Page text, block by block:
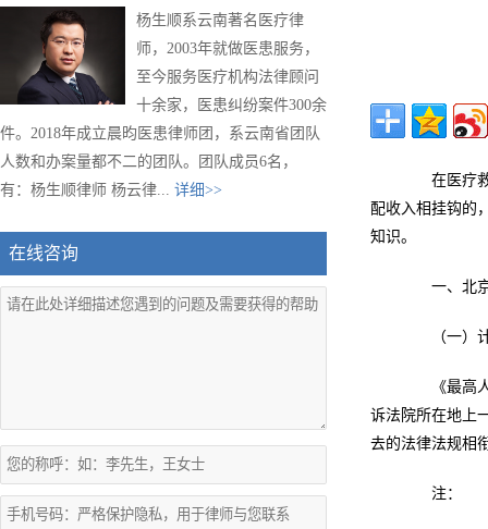
杨生顺系云南著名医疗律
师，2003年就做医患服务，
至今服务医疗机构法律顾问
十余家，医患纠纷案件300余
件。2018年成立晨昀医患律师团，系云南省团队
人数和办案量都不二的团队。团队成员6名，
有：杨生顺律师 杨云律... 详细>>
在线咨询
在医疗救
配收入相挂钩的
知识。
一、北京
（一）计
《最高人
诉法院所在地上
去的法律法规相
注：